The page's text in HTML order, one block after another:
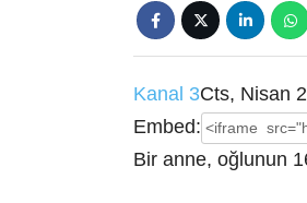
Kanal 3Cts, Nisan
Embed:
Bir anne, oğlunun